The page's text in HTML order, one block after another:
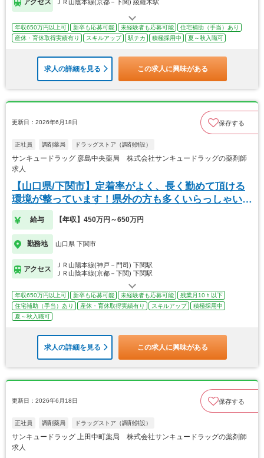
アクセス ＪＲ山陰本線(京都－下関) 綾羅木駅
年収650万円以上可 新卒も応募可能 未経験者も応募可能
住宅補助（手当）あり
産休・育休取得実績有り
スキルアップ 駅チカ 積極採用中 夏～秋入職可
求人の詳細を見る この求人に興味がある
更新日：2026年6月18日 保存する
正社員 調剤薬局 ドラッグストア（調剤併設）
サンキュードラッグ 彦島中央薬局 株式会社サンキュードラッグの薬剤師
求人
【山口県/下関市】定着率がよく、長く勤めて頂ける
環境が整っています！県外の方も多くいらっしゃいま
す
給与 【年収】450万円～650万円
勤務地 山口県 下関市
アクセス
ＪＲ山陽本線(神戸－門司) 下関駅
ＪＲ山陰本線(京都－下関) 下関駅
年収650万円以上可 新卒も応募可能 未経験者も応募可能
残業月10ｈ以下
住宅補助（手当）あり
産休・育休取得実績有り スキルアップ
積極採用中
夏～秋入職可
求人の詳細を見る この求人に興味がある
更新日：2026年6月18日 保存する
正社員 調剤薬局 ドラッグストア（調剤併設）
サンキュードラッグ 上田中町薬局 株式会社サンキュードラッグの薬剤師
求人